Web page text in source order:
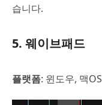
습니다.
5. 웨이브패드
플랫폼: 윈도우, 맥OS